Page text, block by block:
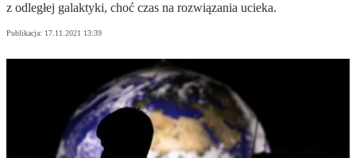
z odległej galaktyki, choć czas na rozwiązania ucieka.
Publikacja: 17.11.2021 13:39